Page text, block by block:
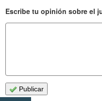
Escribe tu opinión sobre el
Publicar